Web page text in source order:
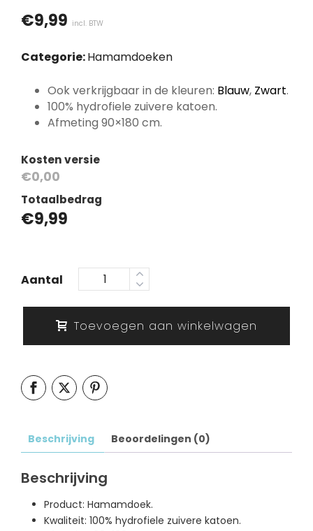
€9,99 incl. BTW
Categorie:Hamamdoeken
Ook verkrijgbaar in de kleuren: Blauw, Zwart.
100% hydrofiele zuivere katoen.
Afmeting 90×180 cm.
Kosten versie
€0,00
Totaalbedrag
€9,99
Aantal
Toevoegen aan winkelwagen
Beschrijving Beoordelingen (0)
Beschrijving
Product: Hamamdoek.
Kwaliteit: 100% hydrofiele zuivere katoen.